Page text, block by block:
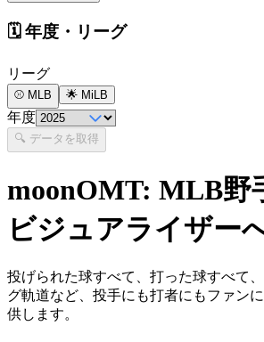
🗓️ 年度・リーグ
リーグ
⚾ MLB 🌟 MiLB
年度
🔍 データを取得
moonOMT: MLB野
ビジュアライザー
投げられた球すべて、打った球すべて
グ軌道など、投手にも打者にもファン
供します。